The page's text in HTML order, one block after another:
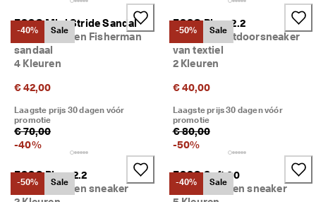
-40% Sale
ECCO Mini Stride Sandal
Kinderen leren Fisherman
sandaal
4 Kleuren
€ 42,00
Laagste prijs 30 dagen vóór
promotie
€ 70,00
-40%
-50% Sale
ECCO Biom 2.2
Kinderen outdoorsneaker
van textiel
2 Kleuren
€ 40,00
Laagste prijs 30 dagen vóór
promotie
€ 80,00
-50%
-50% Sale
ECCO Biom 2.2
Kinderen leren sneaker
-40% Sale
ECCO Soft 60
Kinderen leren sneaker